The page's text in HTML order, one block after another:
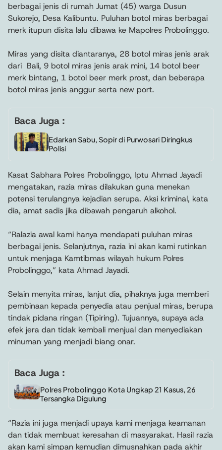
berbagai jenis di rumah Jumat (45) warga Dusun
Sukorejo, Desa Kalibuntu. Puluhan botol miras berbagai
merk itupun disita lalu dibawa ke Mapolres Probolinggo.
Miras yang disita diantaranya, 28 botol miras jenis arak
dari Bali, 9 botol miras jenis arak mini, 14 botol beer
merk bintang, 1 botol beer merk prost, dan beberapa
botol miras jenis anggur serta new port.
Baca Juga :
Edarkan Sabu, Sopir di Purwosari Diringkus
Polisi
Kasat Sabhara Polres Probolinggo, Iptu Ahmad Jayadi
mengatakan, razia miras dilakukan guna menekan
potensi terulangnya kejadian serupa. Aksi kriminal, kata
dia, amat sadis jika dibawah pengaruh alkohol.
“Ralazia awal kami hanya mendapati puluhan miras
berbagai jenis. Selanjutnya, razia ini akan kami rutinkan
untuk menjaga Kamtibmas wilayah hukum Polres
Probolinggo,” kata Ahmad Jayadi.
Selain menyita miras, lanjut dia, pihaknya juga memberi
pembinaan kepada penyedia atau penjual miras, berupa
tindak pidana ringan (Tipiring). Tujuannya, supaya ada
efek jera dan tidak kembali menjual dan menyediakan
minuman yang menjadi biang onar.
Baca Juga :
Polres Probolinggo Kota Ungkap 21 Kasus, 26
Tersangka Digulung
“Razia ini juga menjadi upaya kami menjaga keamanan
dan tidak membuat keresahan di masyarakat. Hasil razia
akan kami simpan kemudian dimusnahkan pada akhir